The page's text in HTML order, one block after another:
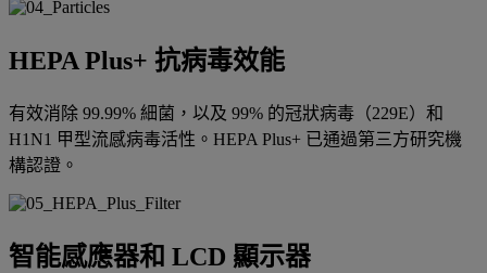
HEPA Plus+ 抗病毒效能
有效消除 99.99% 細菌，以及 99% 的冠狀病毒（229E）和
H1N1 甲型流感病毒活性。HEPA Plus+ 已通過第三方研究機
構認證。
智能感應器和 LCD 顯示器